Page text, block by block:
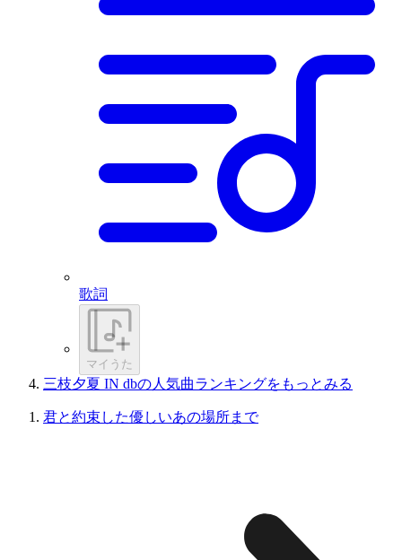
歌詞
マイうた
三枝夕夏 IN dbの人気曲ランキングをもっとみる
君と約束した優しいあの場所まで